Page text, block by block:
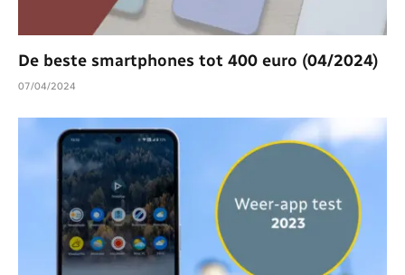
De beste smartphones tot 400 euro (04/2024)
07/04/2024